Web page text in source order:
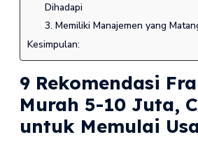
Dihadapi
3. Memiliki Manajemen yang
Kesimpulan:
9 Rekomendasi
Murah 5-10 Juta,
untuk Memulai